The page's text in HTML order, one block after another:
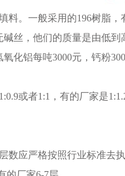
料。一般采用的196树脂
丝，他们的质量是由低
化铝每吨3000元，钙粉300
或者1:1，有的厂家是
数应严格按照行业标准去